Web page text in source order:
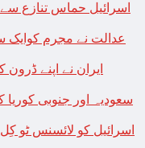
اسرائیل حماس تنازع
ایران نے اپنے
سعودیہ اور جنوبی
اسرائیل کو لائسنس ٹو